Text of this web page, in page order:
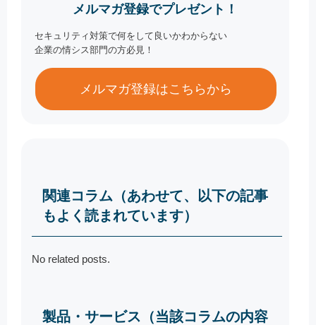
メルマガ登録でプレゼント！
セキュリティ対策で何をして良いかわからない
企業の情シス部門の方必見！
メルマガ登録はこちらから
関連コラム（あわせて、以下の記事
もよく読まれています）
No related posts.
製品・サービス（当該コラムの内容